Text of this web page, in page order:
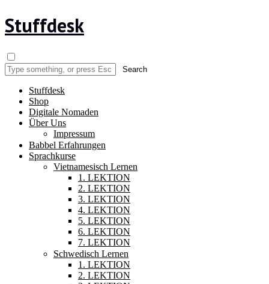
Stuffdesk
Stuffdesk
Shop
Digitale Nomaden
Über Uns
Impressum
Babbel Erfahrungen
Sprachkurse
Vietnamesisch Lernen
1. LEKTION
2. LEKTION
3. LEKTION
4. LEKTION
5. LEKTION
6. LEKTION
7. LEKTION
Schwedisch Lernen
1. LEKTION
2. LEKTION